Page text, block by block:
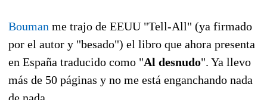
Bouman me trajo de EEUU "Tell-All" (ya firmado
por el autor y "besado") el libro que ahora presenta
en España traducido como "Al desnudo". Ya llevo
más de 50 páginas y no me está enganchando nada